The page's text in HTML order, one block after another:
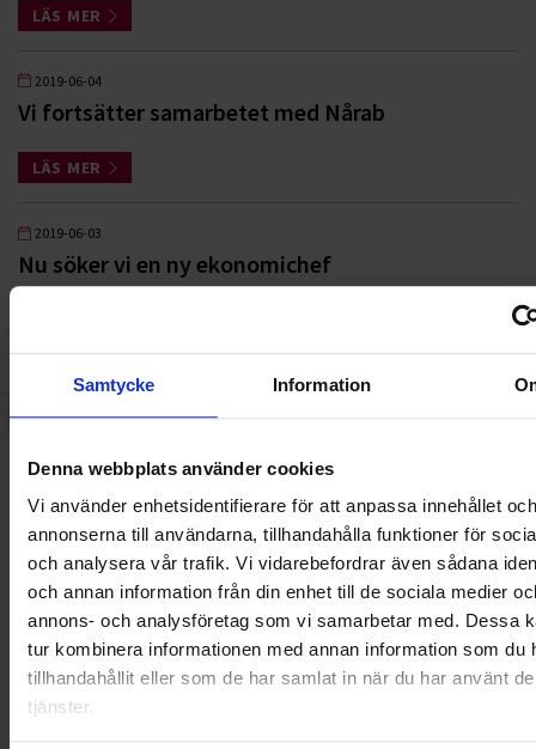
Samtycke Information
Denna webbplats använder cookies
Vi använder enhetsidentifierare för att anpassa innehållet och
annonserna till användarna, tillhandahålla funktioner för
och analysera vår trafik. Vi vidarebefordrar även sådana
och annan information från din enhet till de sociala medier
annons- och analysföretag som vi samarbetar med. Dessa
tur kombinera informationen med annan information som du
tillhandahållit eller som de har samlat in när du har använt
tjänster.
LÄS MER
2019-06-04
Vi fortsätter samarbetet med Nårab
LÄS MER
2019-06-03
Nu söker vi en ny ekonomichef
3 4 5 6 7 8
Nyheter
ALLA
HÅLLBARHET
LANDSKRONA